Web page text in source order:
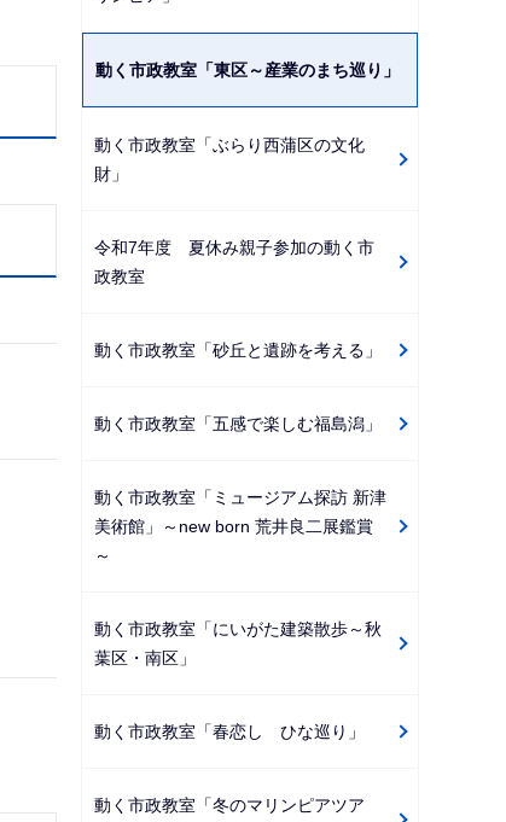
動く市政教室「東区～産業のまち巡り」
動く市政教室「ぶらり西蒲区の文化
財」
令和7年度 夏休み親子参加の動く市
政教室
動く市政教室「砂丘と遺跡を考える」
動く市政教室「五感で楽しむ福島潟」
動く市政教室「ミュージアム探訪 新津
美術館」～new born 荒井良二展鑑賞
～
動く市政教室「にいがた建築散歩～秋
葉区・南区」
動く市政教室「春恋し ひな巡り」
動く市政教室「冬のマリンピアツア